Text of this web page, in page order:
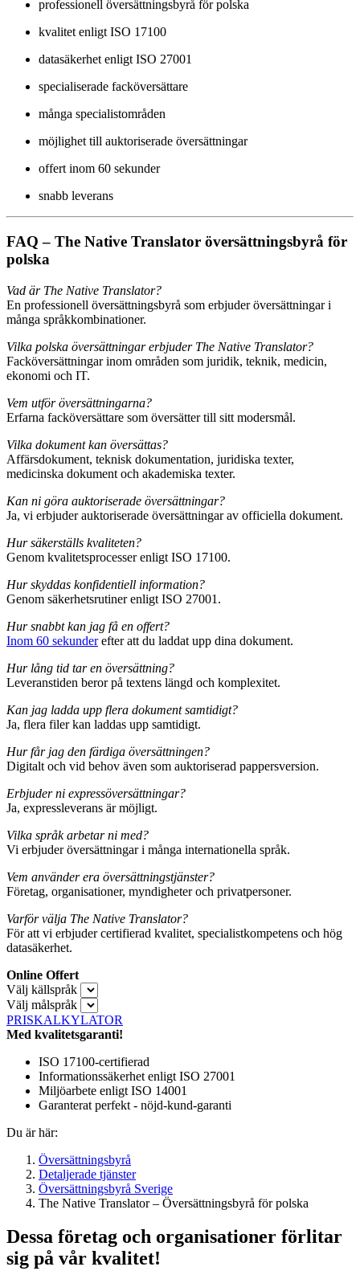
professionell översättningsbyrå för polska
kvalitet enligt ISO 17100
datasäkerhet enligt ISO 27001
specialiserade facköversättare
många specialistområden
möjlighet till auktoriserade översättningar
offert inom 60 sekunder
snabb leverans
FAQ – The Native Translator översättningsbyrå för
polska
Vad är The Native Translator?
En professionell översättningsbyrå som erbjuder översättningar i
många språkkombinationer.
Vilka polska översättningar erbjuder The Native Translator?
Facköversättningar inom områden som juridik, teknik, medicin,
ekonomi och IT.
Vem utför översättningarna?
Erfarna facköversättare som översätter till sitt modersmål.
Vilka dokument kan översättas?
Affärsdokument, teknisk dokumentation, juridiska texter,
medicinska dokument och akademiska texter.
Kan ni göra auktoriserade översättningar?
Ja, vi erbjuder auktoriserade översättningar av officiella dokument.
Hur säkerställs kvaliteten?
Genom kvalitetsprocesser enligt ISO 17100.
Hur skyddas konfidentiell information?
Genom säkerhetsrutiner enligt ISO 27001.
Hur snabbt kan jag få en offert?
Inom 60 sekunderefter att du laddat upp dina dokument.
Hur lång tid tar en översättning?
Leveranstiden beror på textens längd och komplexitet.
Kan jag ladda upp flera dokument samtidigt?
Ja, flera filer kan laddas upp samtidigt.
Hur får jag den färdiga översättningen?
Digitalt och vid behov även som auktoriserad pappersversion.
Erbjuder ni expressöversättningar?
Ja, expressleverans är möjligt.
Vilka språk arbetar ni med?
Vi erbjuder översättningar i många internationella språk.
Vem använder era översättningstjänster?
Företag, organisationer, myndigheter och privatpersoner.
Varför välja The Native Translator?
För att vi erbjuder certifierad kvalitet, specialistkompetens och hög
datasäkerhet.
Online Offert
Välj källspråk
Välj målspråk
PRISKALKYLATOR
Med kvalitetsgaranti!
ISO 17100-certifierad
Informationssäkerhet enligt ISO 27001
Miljöarbete enligt ISO 14001
Garanterat perfekt - nöjd-kund-garanti
Du är här:
Översättningsbyrå
Detaljerade tjänster
Översättningsbyrå Sverige
The Native Translator – Översättningsbyrå för polska
Dessa företag och organisationer förlitar
sig på vår kvalitet!